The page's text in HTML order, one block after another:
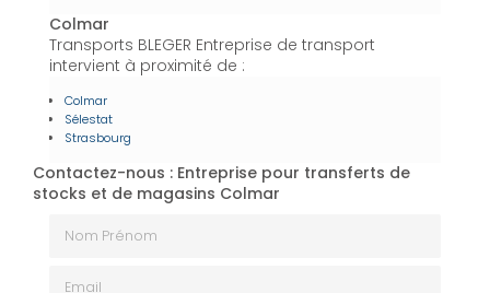
Colmar
Transports BLEGER Entreprise de transport
intervient à proximité de :
Colmar
Sélestat
Strasbourg
Contactez-nous : Entreprise pour transferts de
stocks et de magasins Colmar